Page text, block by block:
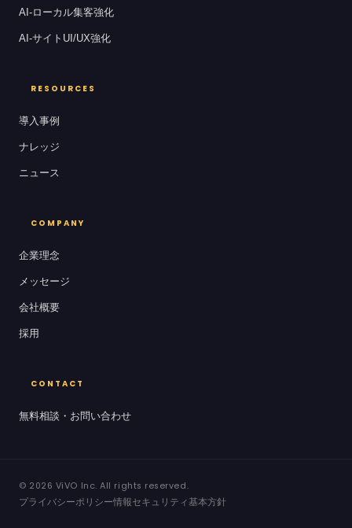
AI-ローカル集客強化
AI-サイトUI/UX強化
RESOURCES
導入事例
ナレッジ
ニュース
COMPANY
企業理念
メッセージ
会社概要
採用
CONTACT
無料相談・お問い合わせ
© 2026 ViVO Inc. All rights reserved.
プライバシーポリシー情報セキュリティ基本方針